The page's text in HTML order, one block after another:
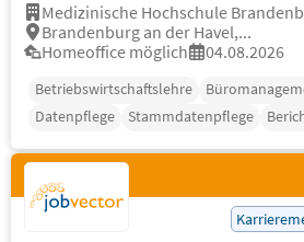
Medizinische Hochschule
Brandenburg an der Havel,...
Homeoffice möglich
04.08.2026
Betriebswirtschaftslehre
Datenpflege
Stammdatenpflege